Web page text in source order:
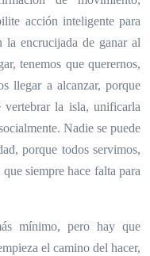
acción inteligente para
la encrucijada de ganar al
tenemos que querernos,
llegar a alcanzar, porque
vertebrar la isla, unificarla
Nadie se puede
porque todos servimos,
siempre hace falta para
mínimo, pero hay que
el camino del hacer,